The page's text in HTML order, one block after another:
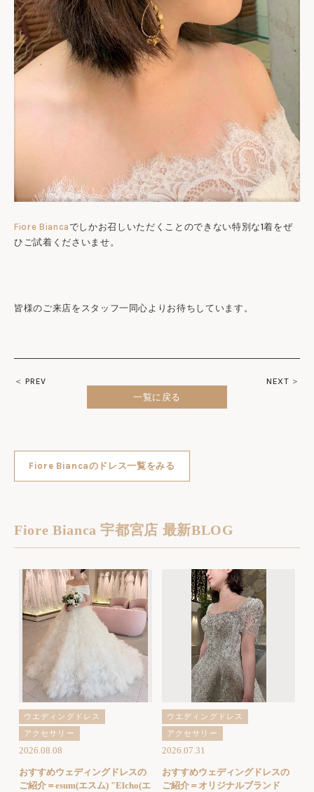
Fiore Biancaでしかお召しいただくことのできない特別な1着をぜ
ひご試着くださいませ。
皆様のご来店をスタッフ一同心よりお待ちしています。
＜ PREV NEXT ＞
一覧に戻る
Fiore Biancaのドレス一覧をみる
Fiore Bianca 宇都宮店 最新BLOG
ウエディングドレス
アクセサリー
2026.08.08
おすすめウェディングドレスの
ご紹介＝esum(エスム) "Elcho(エ
ウエディングドレス
アクセサリー
2026.07.31
おすすめウェディングドレスの
ご紹介＝オリジナルブランド